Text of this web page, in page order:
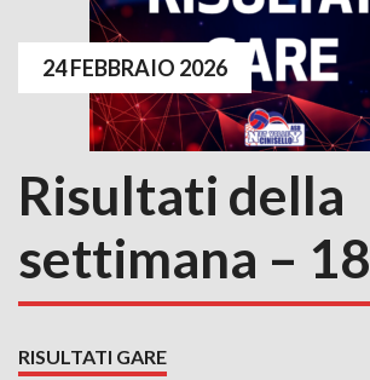
Risultati della
settimana – 18
RISULTATI GARE
24 FEBBRAIO 2026